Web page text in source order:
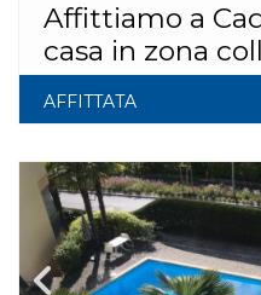
Affittiamo a
casa in zona
AFFITTATA